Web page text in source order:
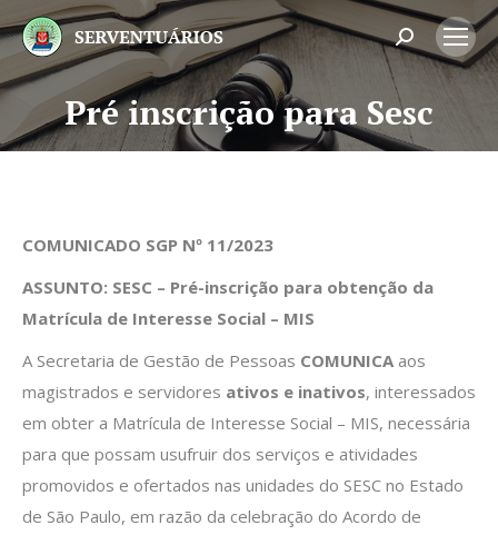
Search:
Pré inscrição para Sesc
Você está aqui:
COMUNICADO SGP Nº 11/2023
ASSUNTO: SESC – Pré-inscrição para obtenção da
Matrícula de Interesse Social – MIS
A Secretaria de Gestão de Pessoas COMUNICA aos
magistrados e servidores ativos e inativos, interessados
em obter a Matrícula de Interesse Social – MIS, necessária
para que possam usufruir dos serviços e atividades
promovidos e ofertados nas unidades do SESC no Estado
de São Paulo, em razão da celebração do Acordo de